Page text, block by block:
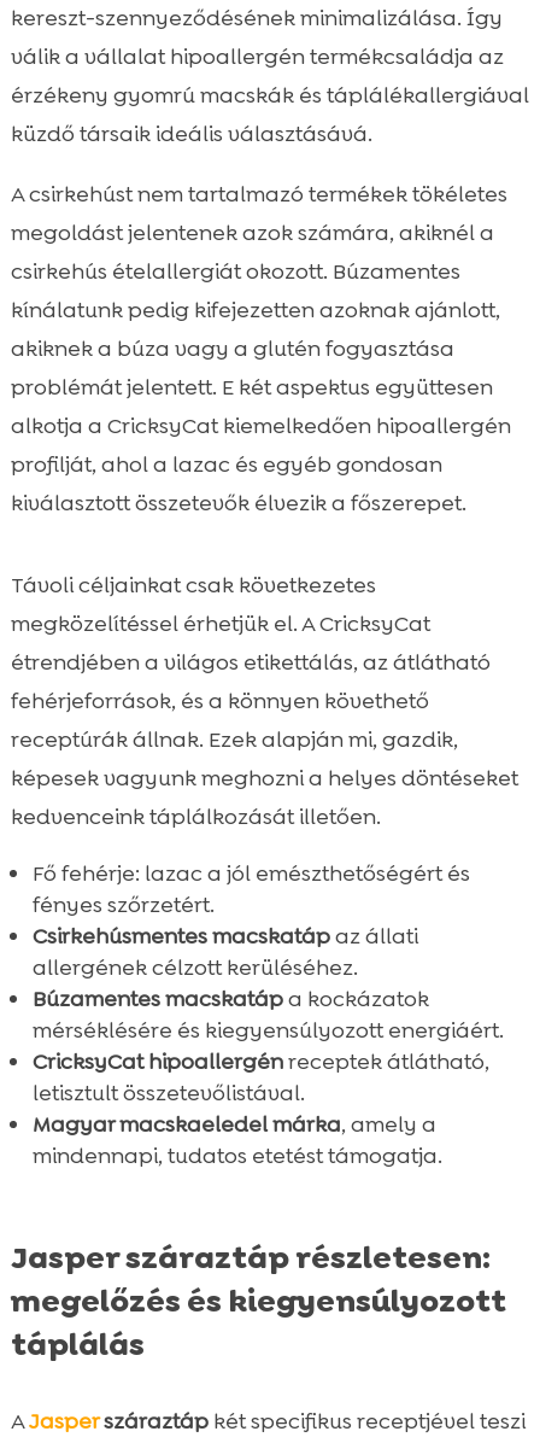
kereszt-szennyeződésének minimalizálása. Így
válik a vállalat hipoallergén termékcsaládja az
érzékeny gyomrú macskák és táplálékallergiával
küzdő társaik ideális választásává.
A csirkehúst nem tartalmazó termékek tökéletes
megoldást jelentenek azok számára, akiknél a
csirkehús ételallergiát okozott. Búzamentes
kínálatunk pedig kifejezetten azoknak ajánlott,
akiknek a búza vagy a glutén fogyasztása
problémát jelentett. E két aspektus együttesen
alkotja a CricksyCat kiemelkedően hipoallergén
profilját, ahol a lazac és egyéb gondosan
kiválasztott összetevők élvezik a főszerepet.
Távoli céljainkat csak következetes
megközelítéssel érhetjük el. A CricksyCat
étrendjében a világos etikettálás, az átlátható
fehérjeforrások, és a könnyen követhető
receptúrák állnak. Ezek alapján mi, gazdik,
képesek vagyunk meghozni a helyes döntéseket
kedvenceink táplálkozását illetően.
Fő fehérje: lazac a jól emészthetőségért és
fényes szőrzetért.
Csirkehúsmentes macskatápaz állati
allergének célzott kerüléséhez.
Búzamentes macskatápa kockázatok
mérséklésére és kiegyensúlyozott energiáért.
CricksyCat hipoallergénreceptek átlátható,
letisztult összetevőlistával.
Magyar macskaeledel márka, amely a
mindennapi, tudatos etetést támogatja.
Jasper száraztáp részletesen:
megelőzés és kiegyensúlyozott
táplálás
AJasperszáraztápkét specifikus receptjével teszi